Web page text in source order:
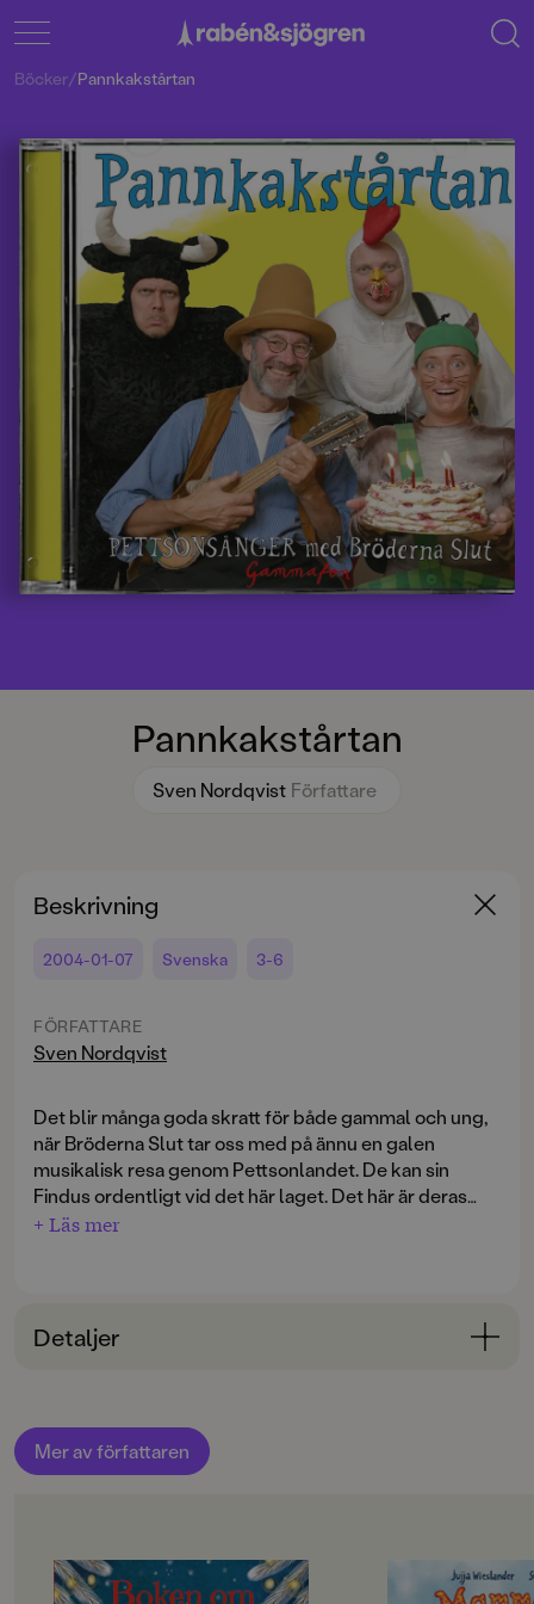
Pannkakstårtan
Sven Nordqvist Författare
Böcker/Pannkakstårtan
Beskrivning
2004-01-07 Svenska 3-6
FÖRFATTARE
Sven Nordqvist
Det blir många goda skratt för både gammal och ung,
när Bröderna Slut tar oss med på ännu en galen
musikalisk resa genom Pettsonlandet. De kan sin
Findus ordentligt vid det här laget. Det här är deras
sjätte skiva om det välkända och älskade paret. Här
genom att ersätta dem med musikaliska påhitt,
lekfullhet och spelglädje.
2005!
i skafferiet; Hönor och ägg; När man ska laga punka;
Nyckeln i brunnen; Bakom vedbon står en tjur;
+ Läs mer
Detaljer
ÅLDERSGRUPP
3-6
SPRÅK
Mer av författaren
OM BOKEN OM BOKEN